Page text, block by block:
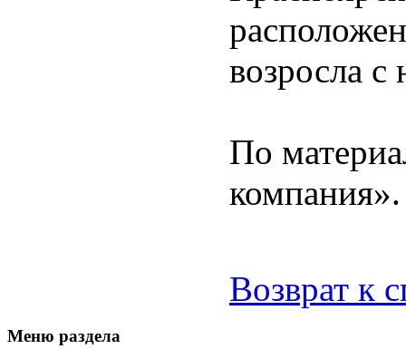
возросла с
По
компания».
Возврат к
Меню раздела